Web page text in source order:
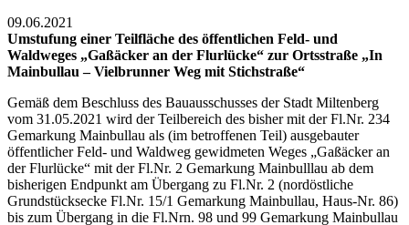
09.06.2021
Umstufung einer Teilfläche des öffentlichen Feld- und
Waldweges „Gaßäcker an der Flurlücke“ zur Ortsstraße „In
Mainbullau – Vielbrunner Weg mit Stichstraße“
Gemäß dem Beschluss des Bauausschusses der Stadt Miltenberg
vom 31.05.2021 wird der Teilbereich des bisher mit der Fl.Nr. 234
Gemarkung Mainbullau als (im betroffenen Teil) ausgebauter
öffentlicher Feld- und Waldweg gewidmeten Weges „Gaßäcker an
der Flurlücke“ mit der Fl.Nr. 2 Gemarkung Mainbulllau ab dem
bisherigen Endpunkt am Übergang zu Fl.Nr. 2 (nordöstliche
Grundstücksecke Fl.Nr. 15/1 Gemarkung Mainbullau, Haus-Nr. 86)
bis zum Übergang in die Fl.Nrn. 98 und 99 Gemarkung Mainbullau